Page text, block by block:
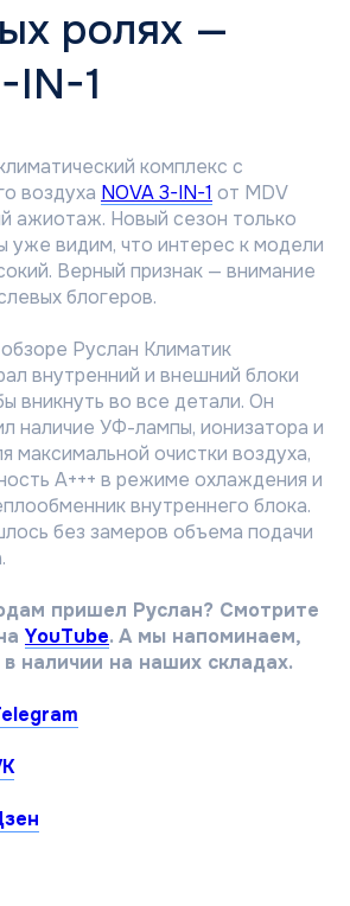
ролях —
IN-1
комплекс с
воздуха NOVA 3-IN-1 от MDV
ажиотаж. Новый сезон только
уже видим, что интерес к модели
Верный признак — внимание
блогеров.
Руслан Климатик
внутренний и внешний блоки
вникнуть во все детали. Он
наличие УФ-лампы, ионизатора и
максимальной очистки воздуха,
А+++ в режиме охлаждения и
внутреннего блока.
без замеров объема подачи
пришел Руслан? Смотрите
YouTube. А мы напоминаем,
в наличии на наших складах.